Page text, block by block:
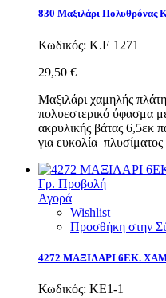
830 Μαξιλάρι Πολυθρόνας
Κωδικός: Κ.Ε 1271
29,50 €
Μαξιλάρι χαμηλής
πολυεστερικό ύφασμα
ακρυλικής βάτας 6,5εκ
για ευκολία
Γρ. Προβολή
Αγορά
Wishlist
Προσθήκη στην
4272 ΜΑΞΙΛΑΡΙ 6ΕΚ.
Κωδικός: ΚΕ1-1